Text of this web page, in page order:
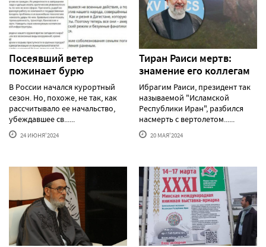
Посеявший ветер
пожинает бурю
В России начался курортный
сезон. Но, похоже, не так, как
рассчитывало ее начальство,
убеждавшее св......
24 ИЮНЯ'2024
Тиран Раиси мертв:
знамение его коллегам
Ибрагим Раиси, президент так
называемой "Исламской
Республики Иран", разбился
насмерть с вертолетом......
20 МАЯ'2024